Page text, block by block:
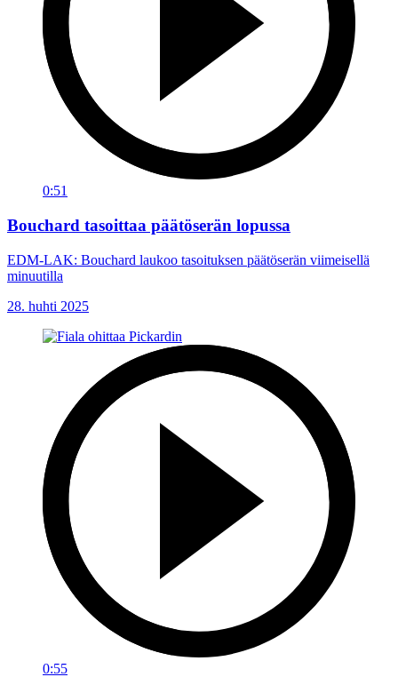
0:51
Bouchard tasoittaa päätöserän lopussa
EDM-LAK: Bouchard laukoo tasoituksen päätöserän viimeisellä
minuutilla
28. huhti 2025
0:55